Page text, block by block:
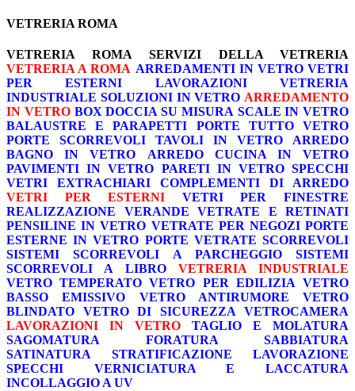
VETRERIA ROMA
VETRERIA ROMA
SERVIZI DELLA VETRERIA
VETRERIA A ROMA ARREDAMENTI IN VETRO VETRI
PER ESTERNI
LAVORAZIONI
VETRERIA
INDUSTRIALE SOLUZIONI IN VETRO ARREDAMENTO
IN VETRO BOX DOCCIA SU MISURA SCALE IN VETRO
BALAUSTRE E PARAPETTI
PORTE TUTTO VETRO
PORTE SCORREVOLI
TAVOLI IN VETRO
ARREDO
BAGNO IN VETRO
ARREDO CUCINA IN VETRO
PAVIMENTI IN VETRO PARETI IN VETRO SPECCHI
VETRI EXTRACHIARI
COMPLEMENTI DI ARREDO
VETRI PER ESTERNI
VETRI PER FINESTRE
REALIZZAZIONE VERANDE
VETRATE E RETINATI
PENSILINE IN VETRO VETRATE PER NEGOZI PORTE
ESTERNE IN VETRO PORTE VETRATE SCORREVOLI
SISTEMI SCORREVOLI A PARCHEGGIO
SISTEMI
SCORREVOLI A LIBRO
VETRERIA INDUSTRIALE
VETRO TEMPERATO VETRO PER EDILIZIA VETRO
BASSO EMISSIVO
VETRO ANTIRUMORE
VETRO
BLINDATO
VETRO DI SICUREZZA
VETROCAMERA
LAVORAZIONI IN VETRO
TAGLIO E MOLATURA
SAGOMATURA
FORATURA
SABBIATURA
SATINATURA
STRATIFICAZIONE
LAVORAZIONE
SPECCHI
VERNICIATURA E LACCATURA
INCOLLAGGIO A UV